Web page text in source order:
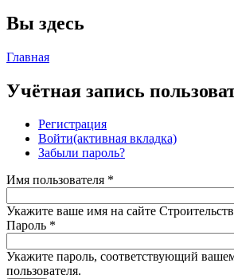
Вы здесь
Главная
Учётная запись
Регистрация
Войти(активная вкладка)
Забыли пароль?
Имя пользователя *
Укажите ваше имя на сайте
Пароль *
Укажите пароль, соответствующий
пользователя.